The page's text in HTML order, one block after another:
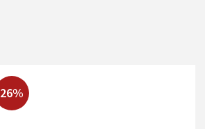
26%